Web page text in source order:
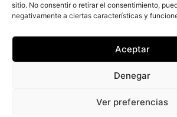
sitio. No consentir o retirar el consentimiento,
negativamente a ciertas características y
Aceptar
Denegar
Ver preferencias
Studio